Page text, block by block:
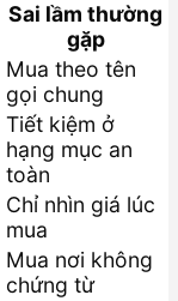
Sai lầm thường
gặp
Mua theo tên
gọi chung
Tiết kiệm ở
hạng mục an
toàn
Chỉ nhìn giá lúc
mua
Mua nơi không
chứng từ